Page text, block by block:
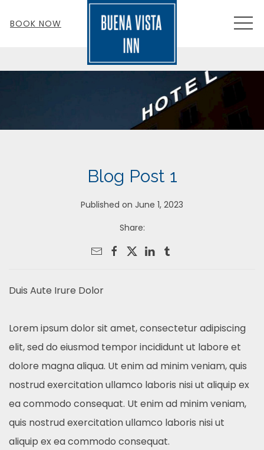
BOOK NOW
Blog Post 1
Published on June 1, 2023
Share:
Duis Aute Irure Dolor
Lorem ipsum dolor sit amet, consectetur adipiscing
elit, sed do eiusmod tempor incididunt ut labore et
dolore magna aliqua. Ut enim ad minim veniam, quis
nostrud exercitation ullamco laboris nisi ut aliquip ex
ea commodo consequat. Ut enim ad minim veniam,
quis nostrud exercitation ullamco laboris nisi ut
aliquip ex ea commodo consequat.